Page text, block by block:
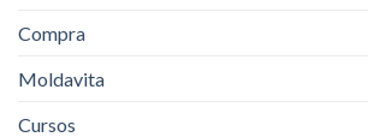
Compra
Moldavita
Cursos